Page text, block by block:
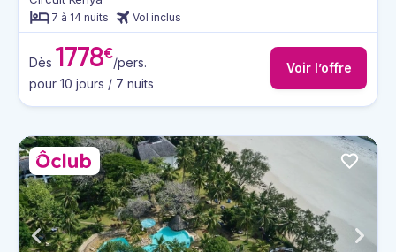
7 à 14 nuits Vol inclus
Dès 1778€/pers.
pour 10 jours / 7 nuits
Voir l’offre